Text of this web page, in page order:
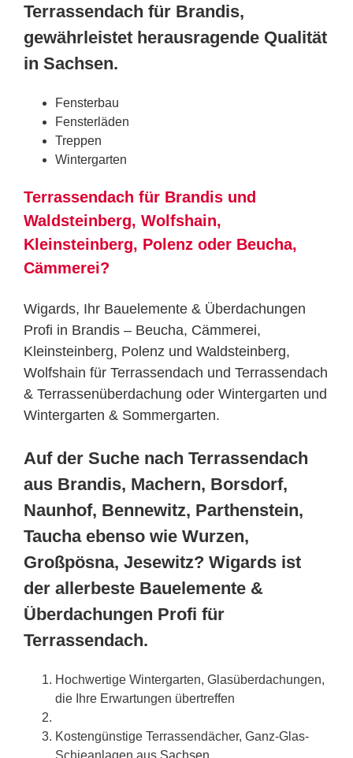
Terrassendach für Brandis,
gewährleistet herausragende Qualität
in Sachsen.
Fensterbau
Fensterläden
Treppen
Wintergarten
Terrassendach für Brandis und
Waldsteinberg, Wolfshain,
Kleinsteinberg, Polenz oder Beucha,
Cämmerei?
Wigards, Ihr Bauelemente & Überdachungen
Profi in Brandis – Beucha, Cämmerei,
Kleinsteinberg, Polenz und Waldsteinberg,
Wolfshain für Terrassendach und Terrassendach
& Terrassenüberdachung oder Wintergarten und
Wintergarten & Sommergarten.
Auf der Suche nach Terrassendach
aus Brandis, Machern, Borsdorf,
Naunhof, Bennewitz, Parthenstein,
Taucha ebenso wie Wurzen,
Großpösna, Jesewitz? Wigards ist
der allerbeste Bauelemente &
Überdachungen Profi für
Terrassendach.
Hochwertige Wintergarten, Glasüberdachungen,
die Ihre Erwartungen übertreffen
Kostengünstige Terrassendächer, Ganz-Glas-
Schieanlagen aus Sachsen